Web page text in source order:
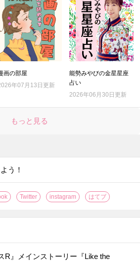
画の部屋
年07月13日更新
能勢みやびの金星星座
占い
2026年06月30日更新
もっと見る
う！
Twitter instagram はてブ
R』メインストーリー『Like the